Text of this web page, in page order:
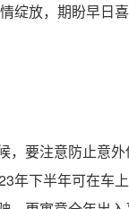
绽放，期盼早日
要注意防止意外
年下半年可在车